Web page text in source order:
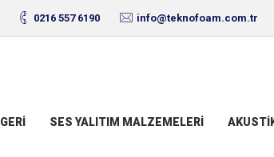
0216 557 6190 info@teknofoam.com.tr
SES YALITIM MALZEMELERI